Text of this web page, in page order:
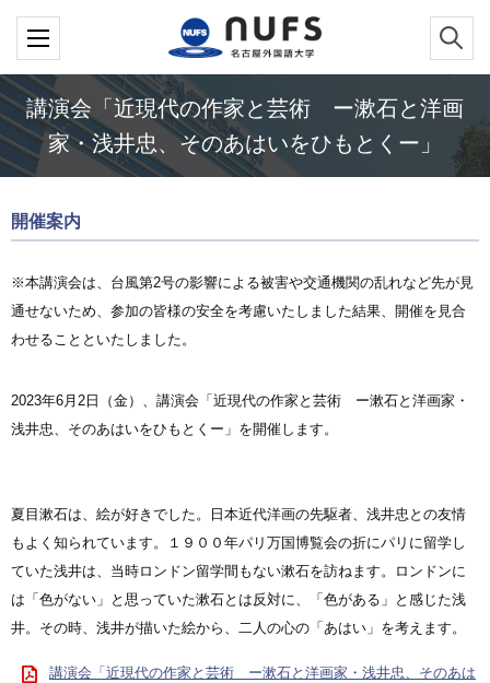
講演会「近現代の作家と芸術 ー漱石と洋画
家・浅井忠、そのあはいをひもとくー」
開催案内
※本講演会は、台風第2号の影響による被害や交通機関の乱れなど先が見
通せないため、参加の皆様の安全を考慮いたしました結果、開催を見合
わせることといたしました。
2023年6月2日（金）、講演会「近現代の作家と芸術 ー漱石と洋画家・
浅井忠、そのあはいをひもとくー」を開催します。
夏目漱石は、絵が好きでした。日本近代洋画の先駆者、浅井忠との友情
もよく知られています。１９００年パリ万国博覧会の折にパリに留学し
ていた浅井は、当時ロンドン留学間もない漱石を訪ねます。ロンドンに
は「色がない」と思っていた漱石とは反対に、「色がある」と感じた浅
井。その時、浅井が描いた絵から、二人の心の「あはい」を考えます。
講演会「近現代の作家と芸術 ー漱石と洋画家・浅井忠、そのあは